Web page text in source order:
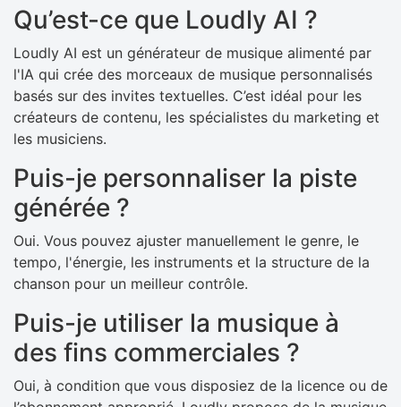
Qu’est-ce que Loudly AI ?
Loudly AI est un générateur de musique alimenté par
l'IA qui crée des morceaux de musique personnalisés
basés sur des invites textuelles. C’est idéal pour les
créateurs de contenu, les spécialistes du marketing et
les musiciens.
Puis-je personnaliser la piste
générée ?
Oui. Vous pouvez ajuster manuellement le genre, le
tempo, l'énergie, les instruments et la structure de la
chanson pour un meilleur contrôle.
Puis-je utiliser la musique à
des fins commerciales ?
Oui, à condition que vous disposiez de la licence ou de